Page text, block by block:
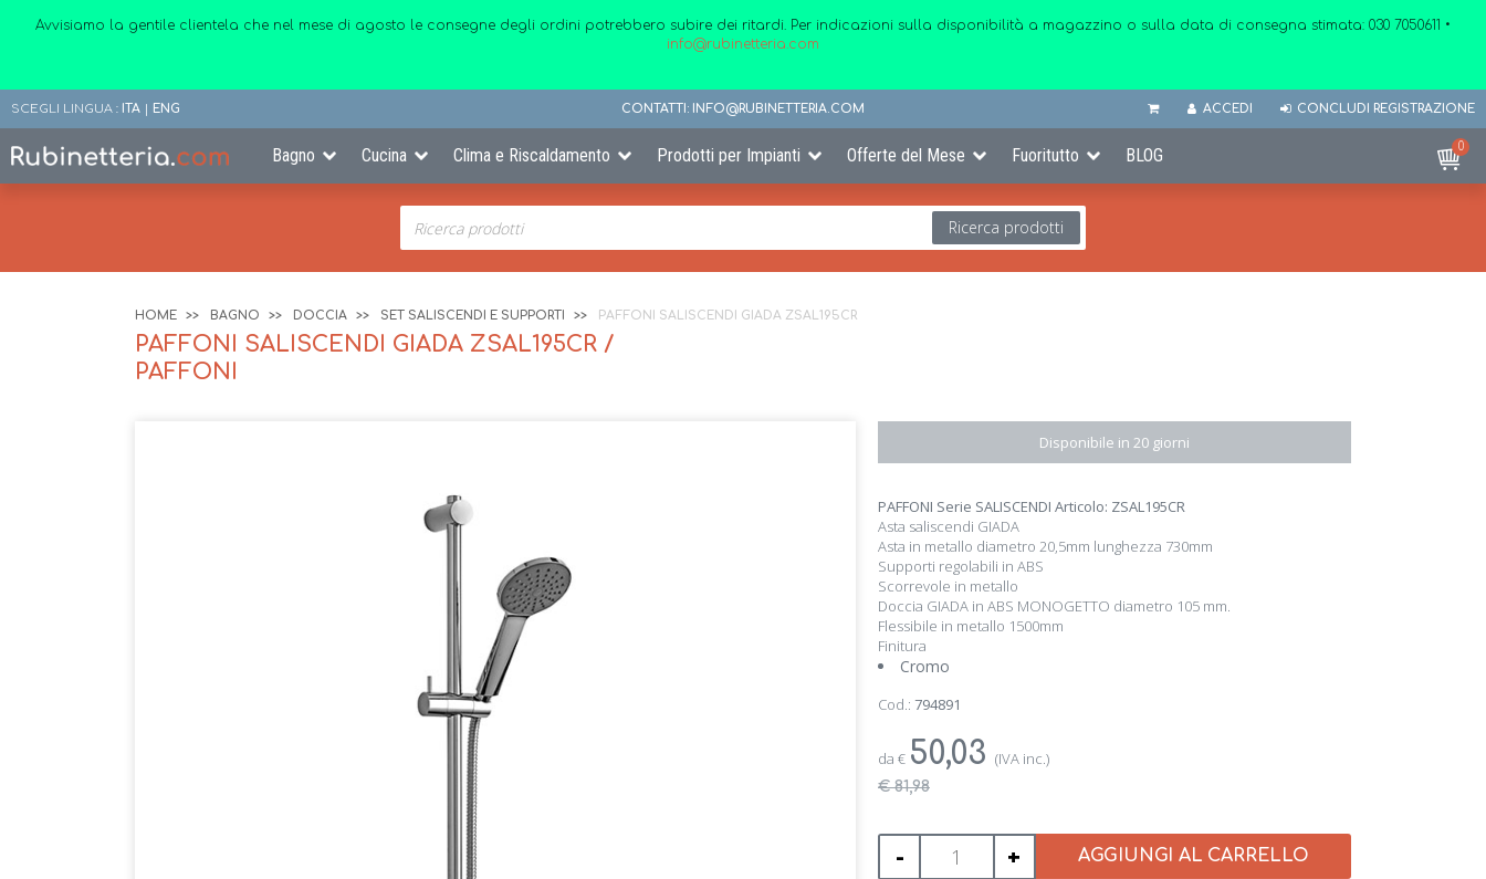
Avvisiamo la gentile clientela che nel mese di agosto le consegne degli ordini potrebbero subire dei ritardi. Per indicazioni sulla disponibilità a magazzino o sulla data di consegna stimata: 030 7050611 •
info@rubinetteria.com
SCEGLI LINGUA : ITA | ENG CONTATTI: INFO@RUBINETTERIA.COM ACCEDI CONCLUDI REGISTRAZIONE
Bagno Cucina Clima e Riscaldamento Prodotti per Impianti Offerte del Mese Fuoritutto BLOG 0
Ricerca prodotti
HOME BAGNO DOCCIA SET SALISCENDI E SUPPORTI PAFFONI SALISCENDI GIADA ZSAL195CR
PAFFONI SALISCENDI GIADA ZSAL195CR /
PAFFONI
Disponibile in 20 giorni
PAFFONI Serie SALISCENDI Articolo: ZSAL195CR
Asta saliscendi GIADA
Asta in metallo diametro 20,5mm lunghezza 730mm
Supporti regolabili in ABS
Scorrevole in metallo
Doccia GIADA in ABS MONOGETTO diametro 105 mm.
Flessibile in metallo 1500mm
Finitura
Cromo
Cod.: 794891
da € 50,03 (IVA inc.)
€ 81,98
- + AGGIUNGI AL CARRELLO